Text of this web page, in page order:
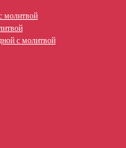
молитвой
с молитвой